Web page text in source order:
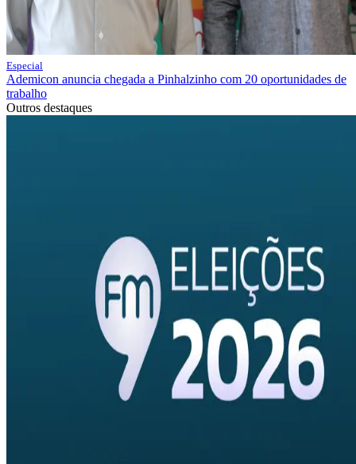
Especial
Ademicon anuncia chegada a Pinhalzinho com 20 oportunidades de
trabalho
Outros destaques